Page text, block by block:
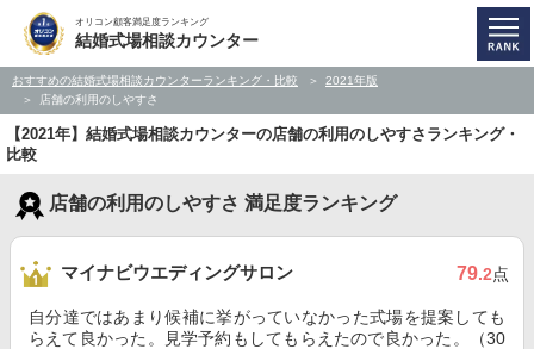
オリコン顧客満足度ランキング
結婚式場相談カウンター
おすすめの結婚式場相談カウンターランキング・比較
2021年版
店舗の利用のしやすさ
【2021年】結婚式場相談カウンターの店舗の利用のしやすさランキング・
比較
店舗の利用のしやすさ 満足度ランキング
マイナビウエディングサロン 79.2点
自分達ではあまり候補に挙がっていなかった式場を提案しても
らえて良かった。見学予約もしてもらえたので良かった。（30